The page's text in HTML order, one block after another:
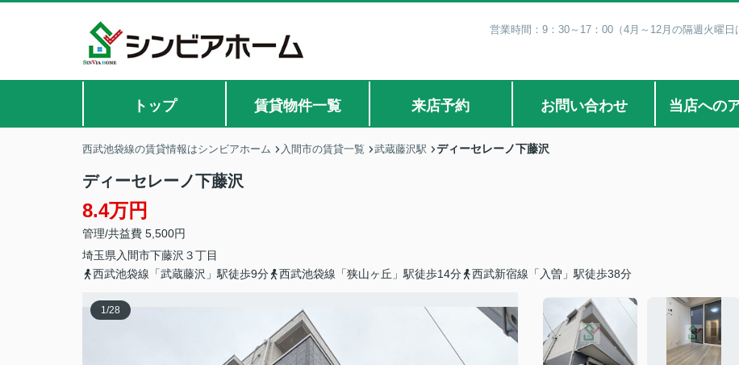
営業時間：9：30～17：00（4月～12月の隔週火曜
トップ 賃貸物件一覧 来店予約 お問い合わせ 当店への
西武池袋線の賃貸情報はシンビアホーム 入間市の賃貸一覧 武蔵藤沢駅 ディーセレーノ下藤沢
ディーセレーノ下藤沢
8.4万円
管理/共益費 5,500円
埼玉県 入間市下藤沢 ３丁目
西武池袋線「武蔵藤沢」駅徒歩9分
西武池袋線「狭山ヶ丘」駅徒歩14分 西武新宿線「入曽」駅徒歩38分
1/28